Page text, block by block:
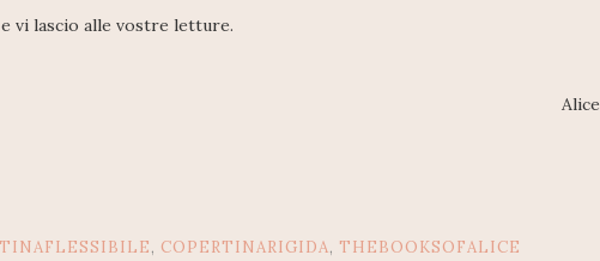
vi lascio alle vostre letture.
Alice
, COPERTINARIGIDA, THEBOOKSOFALICE